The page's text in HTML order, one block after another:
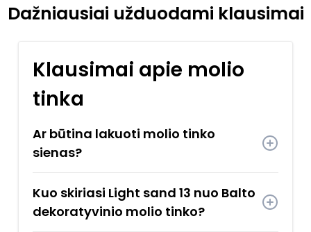
Dažniausiai užduodami klausimai
Klausimai apie molio
tinka
Ar būtina lakuoti molio tinko
sienas?
Kuo skiriasi Light sand 13 nuo Balto
dekoratyvinio molio tinko?